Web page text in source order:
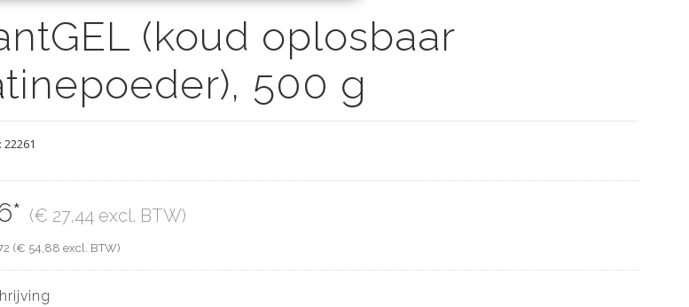
(koud oplosbaar
500 g
22261
(€ 27,44 excl. BTW)
(€ 54,88 excl. BTW)